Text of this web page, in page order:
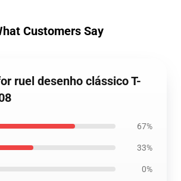
Customers Say
ruel desenho clássico T-
67%
33%
0%